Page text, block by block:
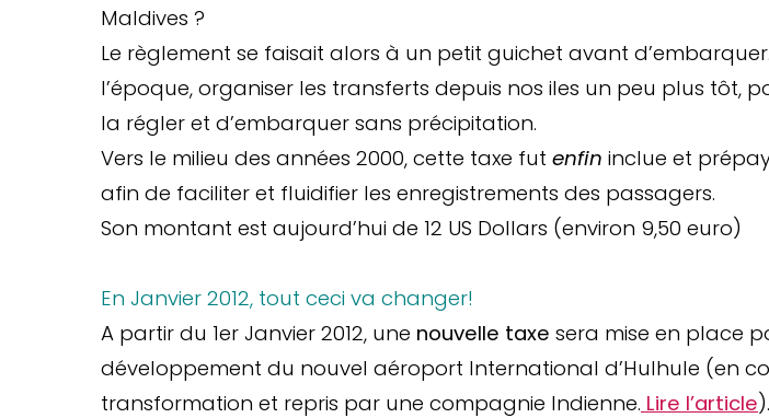
Maldives ?
Le règlement se faisait alors à un petit guichet avant
l’époque, organiser les transferts depuis nos iles un peu plus tôt,
la régler et d’embarquer sans précipitation.
Vers le milieu des années 2000, cette taxe fut enfin inclue et
afin de faciliter et fluidifier les enregistrements des passagers.
Son montant est aujourd’hui de 12 US Dollars (environ 9,50 euro)
En Janvier 2012, tout ceci va changer!
A partir du 1er Janvier 2012, une nouvelle taxe sera mise en place
développement du nouvel aéroport International d’Hulhule (en
transformation et repris par une compagnie Indienne. Lire l’article